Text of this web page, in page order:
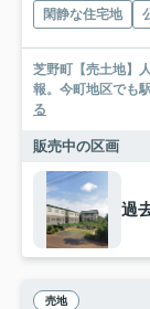
閑静な住宅地
芝野町【売土地】
報。今町地区でも
る
販売中の区画
過
売地